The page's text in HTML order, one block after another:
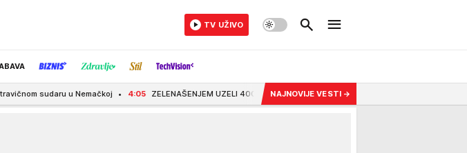
TV UŽIVO
Nemačkoj 4:05 ZELENAŠENJEM UZELI 400.000 EVRA: Uhapšena dvojica u Ulcinju - jednom oštećenom pretili
NAJNOVIJE VESTI →